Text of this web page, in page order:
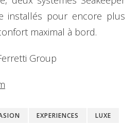
installés pour encore plus
maximal à bord.
Group
EXPERIENCES
LUXE